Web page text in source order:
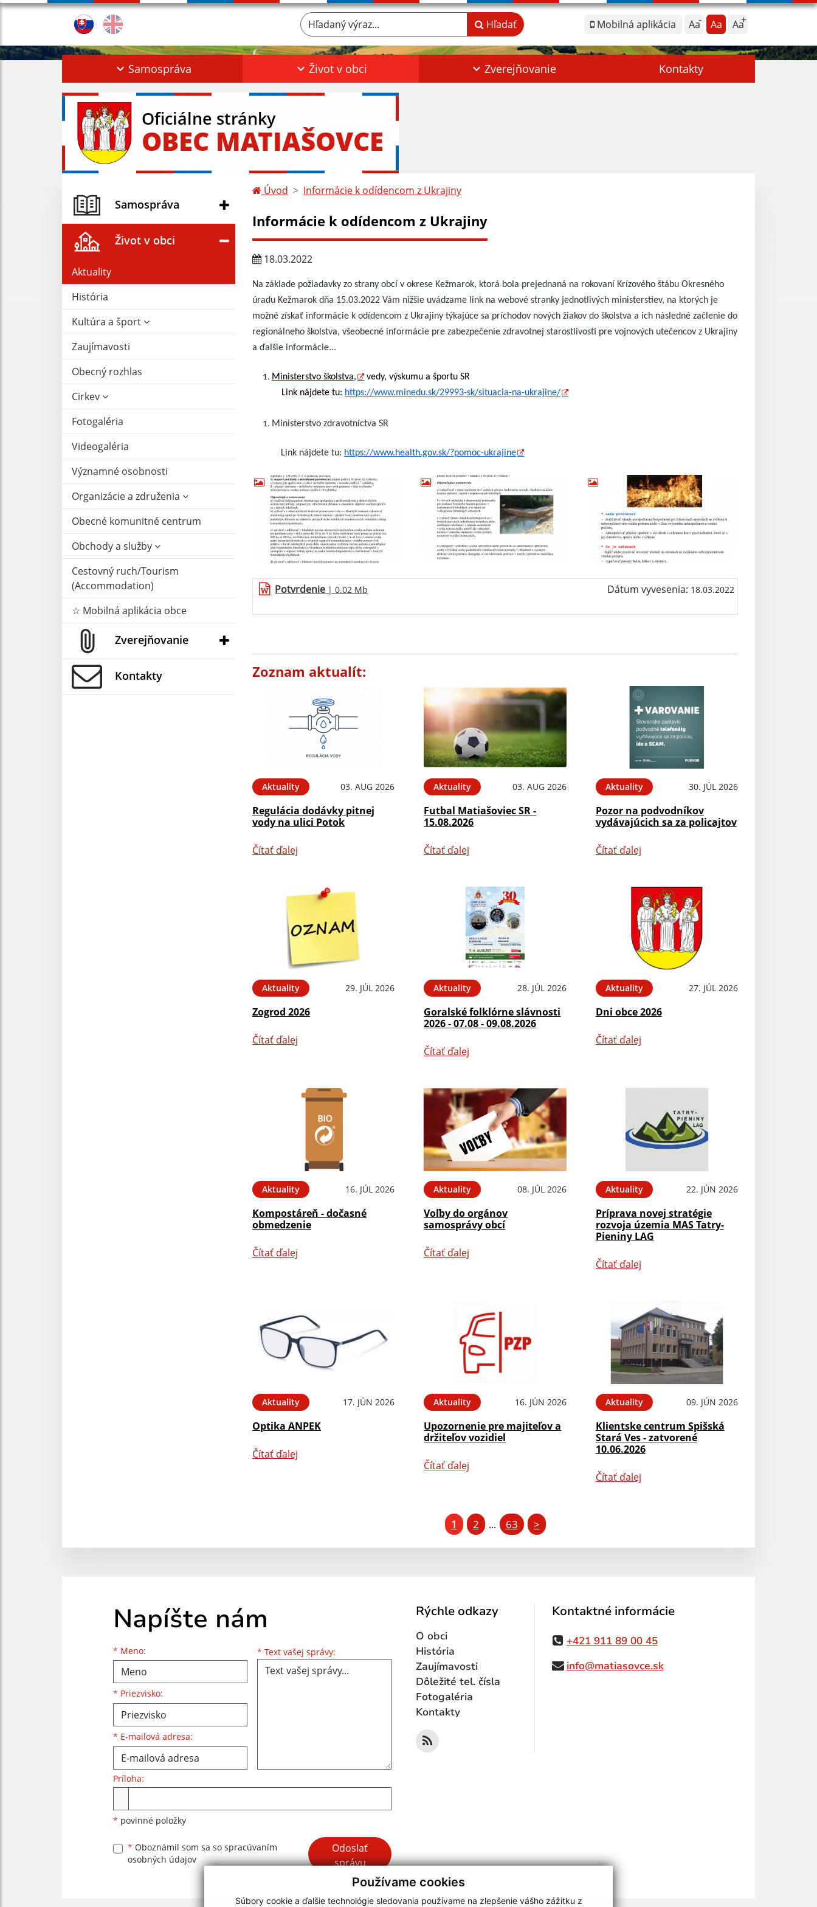
Používame cookies
Súbory cookie a ďalšie technológie sledovania používame na zlepšenie vášho zážitku z
Mobilná aplikácia Aa Aa Aa
Hľadaný výraz... Hľadať
Samospráva Život v obci Zverejňovanie Kontakty
Oficiálne stránky
OBEC MATIAŠOVCE
Samospráva
Život v obci
Aktuality
História
Kultúra a šport
Zaujímavosti
Obecný rozhlas
Cirkev
Fotogaléria
Videogaléria
Významné osobnosti
Organizácie a združenia
Obecné komunitné centrum
Obchody a služby
Cestovný ruch/Tourism
(Accommodation)
☆ Mobilná aplikácia obce
Zverejňovanie
Kontakty
Úvod Informácie k odídencom z Ukrajiny
Informácie k odídencom z Ukrajiny
18.03.2022
Na základe požiadavky zo strany obcí v okrese Kežmarok, ktorá bola prejednaná na rokovaní Krízového štábu Okresného
úradu Kežmarok dňa 15.03.2022 Vám nižšie uvádzame link na webové stranky jednotlivých ministerstiev, na ktorých je
možné získať informácie k odídencom z Ukrajiny týkajúce sa príchodov nových žiakov do školstva a ich následné začlenie do
regionálneho školstva, všeobecné informácie pre zabezpečenie zdravotnej starostlivosti pre vojnových utečencov z Ukrajiny
a ďalšie informácie...
Ministerstvo školstva,
vedy, výskumu a športu SR
Link nájdete tu: https://www.minedu.sk/29993-sk/situacia-na-ukrajine/
Ministerstvo zdravotníctva SR
Link nájdete tu: https://www.health.gov.sk/?pomoc-ukrajine
Potvrdenie | 0.02 Mb Dátum vyvesenia: 18.03.2022
Zoznam aktualít:
Aktuality 03. AUG 2026
Regulácia dodávky pitnej
vody na ulici Potok
Čítať ďalej
Aktuality 03. AUG 2026
Futbal Matiašoviec SR -
15.08.2026
Čítať ďalej
Aktuality 30. JÚL 2026
Pozor na podvodníkov
vydávajúcich sa za policajtov
Čítať ďalej
Aktuality 29. JÚL 2026
Zogrod 2026
Čítať ďalej
Aktuality 28. JÚL 2026
Goralské folklórne slávnosti
2026 - 07.08 - 09.08.2026
Čítať ďalej
Aktuality 27. JÚL 2026
Dni obce 2026
Čítať ďalej
Aktuality 16. JÚL 2026
Kompostáreň - dočasné
obmedzenie
Čítať ďalej
Aktuality 08. JÚL 2026
Voľby do orgánov
samosprávy obcí
Čítať ďalej
Aktuality 22. JÚN 2026
Príprava novej stratégie
rozvoja územia MAS Tatry-
Pieniny LAG
Čítať ďalej
Aktuality 17. JÚN 2026
Optika ANPEK
Čítať ďalej
Aktuality 16. JÚN 2026
Upozornenie pre majiteľov a
držiteľov vozidiel
Čítať ďalej
Aktuality 09. JÚN 2026
Klientske centrum Spišská
Stará Ves - zatvorené
10.06.2026
Čítať ďalej
1 2 ... 63 >
Napíšte nám
* Meno:
Meno
* Priezvisko:
Priezvisko
* E-mailová adresa:
E-mailová adresa * Text vašej správy: Text vašej správy...
Príloha:
* povinné položky
* Oboznámil som sa so spracúvaním
osobných údajov
Google reCaptcha Response
Odoslať
správu
Rýchle odkazy
O obci
História
Zaujímavosti
Dôležité tel. čísla
Fotogaléria
Kontakty
Kontaktné informácie
+421 911 89 00 45
info@matiasovce.sk